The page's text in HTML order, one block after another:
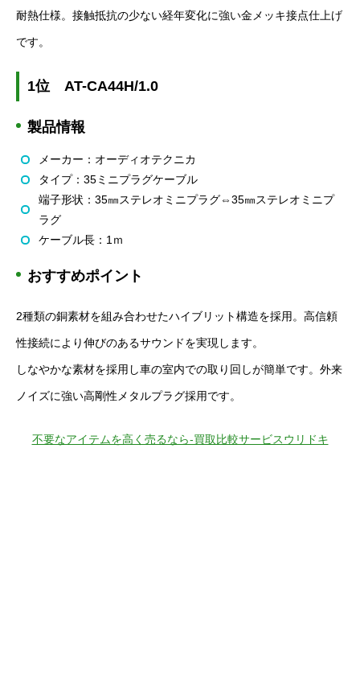
耐熱仕様。接触抵抗の少ない経年変化に強い金メッキ接点仕上げ
です。
1位 AT-CA44H/1.0
製品情報
メーカー：オーディオテクニカ
タイプ： 35ミニプラグケーブル
端子形状： 35㎜ステレオミニプラグ⇔35㎜ステレオミニプ
ラグ
ケーブル長： 1 ｍ
おすすめポイント
2種類の銅素材を組み合わせたハイブリット構造を採用。高信頼
性接続により伸びのあるサウンドを実現します。
しなやかな素材を採用し車の室内での取り回しが簡単です。外来
ノイズに強い高剛性メタルプラグ採用です。
不要なアイテムを高く売るなら-買取比較サービスウリドキ